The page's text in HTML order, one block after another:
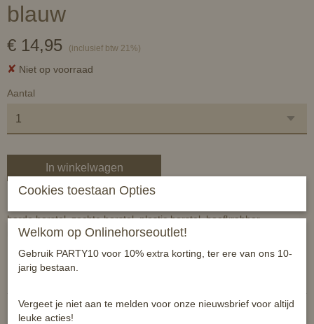
blauw
€ 14,95 (inclusief btw 21%)
✘ Niet op voorraad
Aantal
In winkelwagen
harde borstel, zachte borstel, plastic borstel, hoefkrabber,
manenkam en zachte poetsdoek.
Reacties
Cookies toestaan Opties
Welkom op Onlinehorseoutlet!
Gebruik PARTY10 voor 10% extra korting, ter ere van ons 10-
jarig bestaan.
Vergeet je niet aan te melden voor onze nieuwsbrief voor altijd
leuke acties!